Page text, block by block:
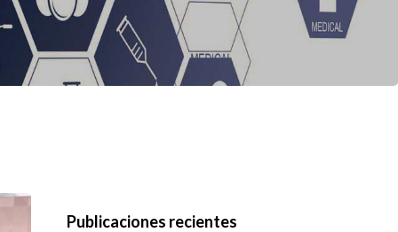
Publicaciones recientes